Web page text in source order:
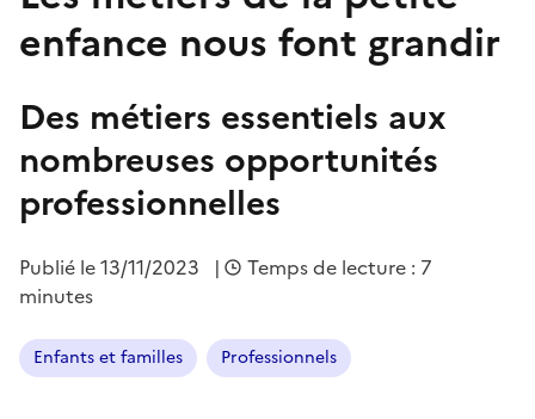
enfance nous font grandir
Des métiers essentiels aux
nombreuses opportunités
professionnelles
Publié le13/11/2023 |
Temps de lecture : 7
minutes
Enfants et familles Professionnels